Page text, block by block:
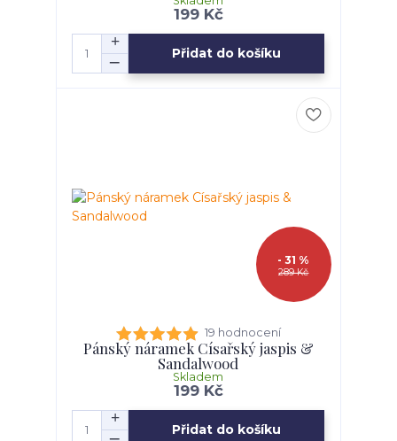
199 Kč
Přidat do košíku
289 Kč
- 31 %
19 hodnocení
Pánský náramek Císařský jaspis &
Sandalwood
199 Kč
Skladem
Přidat do košíku